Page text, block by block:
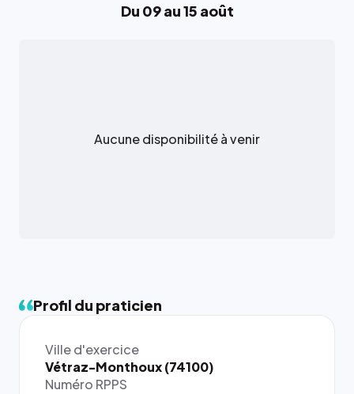
Du 09 au 15 août
Aucune disponibilité à venir
Profil du praticien
Ville d'exercice
Vétraz-Monthoux (74100)
Numéro RPPS